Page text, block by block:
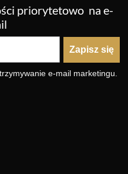
priorytetowo na e-
Zapisz się
e-mail marketingu.